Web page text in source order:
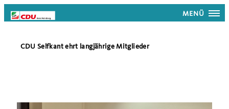
MENÜ
CDU Selfkant ehrt langjährige Mitglieder